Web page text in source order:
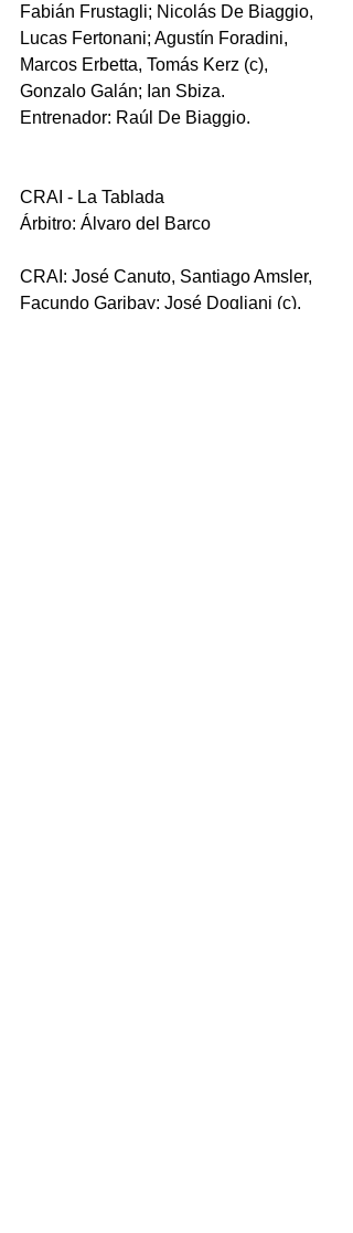
Fabián Frustagli; Nicolás De Biaggio,
Lucas Fertonani; Agustín Foradini,
Marcos Erbetta, Tomás Kerz (c),
Gonzalo Galán; Ian Sbiza.
Entrenador: Raúl De Biaggio.
CRAI - La Tablada
Árbitro: Álvaro del Barco
CRAI: José Canuto, Santiago Amsler,
Facundo Garibay; José Dogliani (c),